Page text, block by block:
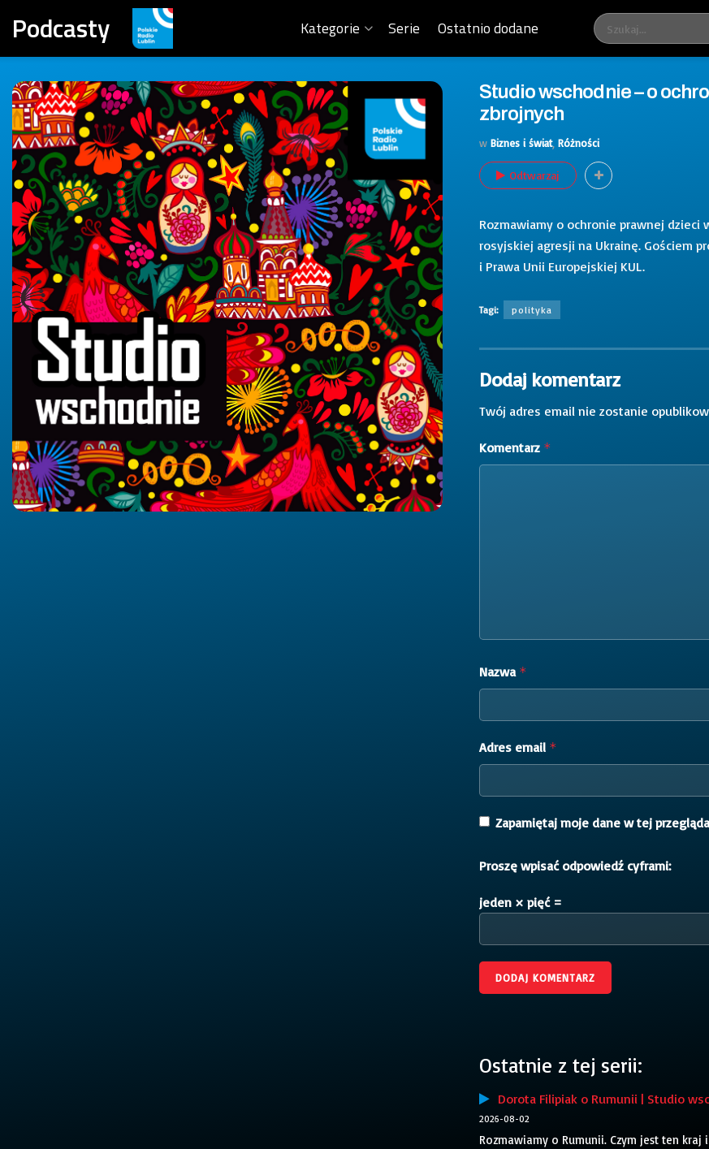
Podcasty Kategorie Serie Ostatnio dodane
Studio wschodnie – o
zbrojnych
w Biznes i świat, Różności
Odtwarzaj
Rozmawiamy o ochronie prawnej
rosyjskiej agresji na Ukrainę. Gościem
i Prawa Unii Europejskiej KUL.
Tagi: polityka
Dodaj komentarz
Twój adres email nie zostanie
Komentarz *
Nazwa *
Adres email *
Zapamiętaj moje dane w tej
Proszę wpisać odpowiedź cyframi:
jeden × pięć =
Ostatnie z tej serii:
Dorota Filipiak o Rumunii | Studio
2026-08-02
Rozmawiamy o Rumunii. Czym jest ten